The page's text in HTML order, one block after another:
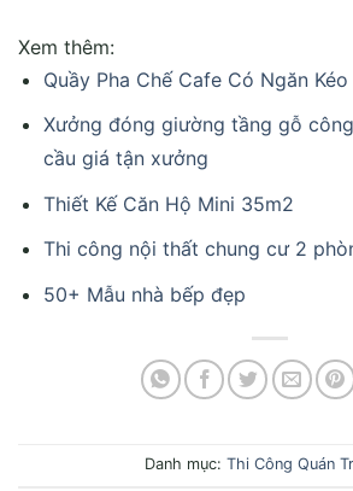
Xem thêm:
Quầy Pha Chế Cafe Có Ngăn Kéo
Xưởng đóng giường tầng gỗ
cầu giá tận xưởng
Thiết Kế Căn Hộ Mini 35m2
Thi công nội thất chung cư 2
50+ Mẫu nhà bếp đẹp
Danh mục: Thi Công Quán